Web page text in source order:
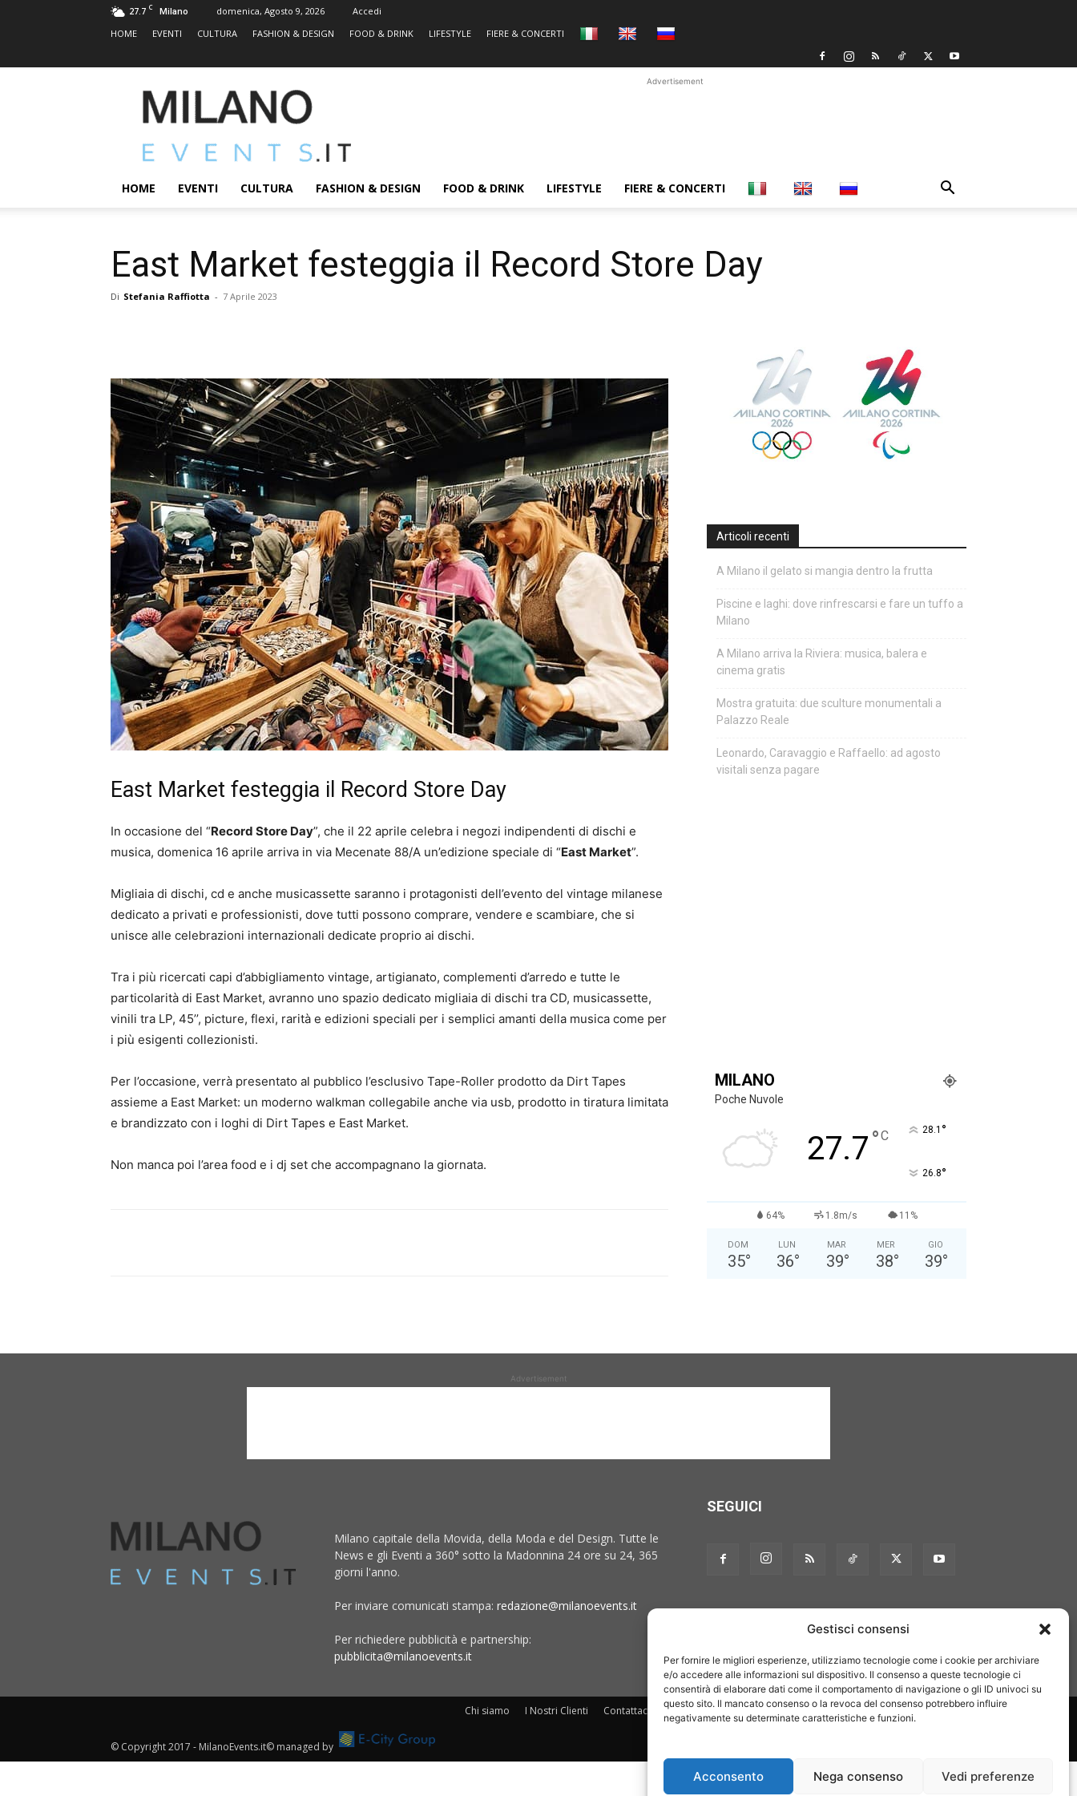
Gestisci consensi
Per fornire le migliori esperienze, utilizziamo tecnologie come i cookie per archiviare
e/o accedere alle informazioni sul dispositivo. Il consenso a queste tecnologie ci
consentirà di elaborare dati come il comportamento di navigazione o gli ID univoci su
questo sito. Il mancato consenso o la revoca del consenso potrebbero influire
negativamente su determinate caratteristiche e funzioni.
Acconsento Nega consenso Vedi preferenze
27.7 C Milano domenica, Agosto 9, 2026
Accedi
HOME
EVENTI CULTURA FASHION & DESIGN FOOD & DRINK LIFESTYLE FIERE & CONCERTI
MILANOEVENTS.IT
|
2.0
ed
Eventi
Advertisement
HOME EVENTI CULTURA FASHION & DESIGN FOOD & DRINK LIFESTYLE FIERE & CONCERTI
East Market festeggia il Record Store Day
Di Stefania Raffiotta - 7 Aprile 2023
East Market festeggia il Record Store Day
In occasione del “Record Store Day”, che il 22 aprile celebra i negozi indipendenti di dischi e
musica, domenica 16 aprile arriva in via Mecenate 88/A un’edizione speciale di “East Market”.
Migliaia di dischi, cd e anche musicassette saranno i protagonisti dell’evento del vintage milanese
dedicato a privati e professionisti, dove tutti possono comprare, vendere e scambiare, che si
unisce alle celebrazioni internazionali dedicate proprio ai dischi.
Tra i più ricercati capi d’abbigliamento vintage, artigianato, complementi d’arredo e tutte le
particolarità di East Market, avranno uno spazio dedicato migliaia di dischi tra CD, musicassette,
vinili tra LP, 45’’, picture, flexi, rarità e edizioni speciali per i semplici amanti della musica come per
i più esigenti collezionisti.
Per l’occasione, verrà presentato al pubblico l’esclusivo Tape-Roller prodotto da Dirt Tapes
assieme a East Market: un moderno walkman collegabile anche via usb, prodotto in tiratura limitata
e brandizzato con i loghi di Dirt Tapes e East Market.
Non manca poi l’area food e i dj set che accompagnano la giornata.
Articoli recenti
A Milano il gelato si mangia dentro la frutta
Piscine e laghi: dove rinfrescarsi e fare un tuffo a
Milano
A Milano arriva la Riviera: musica, balera e
cinema gratis
Mostra gratuita: due sculture monumentali a
Palazzo Reale
Leonardo, Caravaggio e Raffaello: ad agosto
visitali senza pagare
MILANO
Poche Nuvole
27.7°C 28.1 °
26.8°
64% 1.8m/s 11%
DOM
35°
LUN
36°
MAR
39°
MER
38°
GIO
39°
Advertisement
Milano capitale della Movida, della Moda e del Design. Tutte le
News e gli Eventi a 360° sotto la Madonnina 24 ore su 24, 365
giorni l'anno.
Per inviare comunicati stampa: redazione@milanoevents.it
Per richiedere pubblicità e partnership:
pubblicita@milanoevents.it
SEGUICI
Chi siamo I Nostri Clienti Contattaci Collabora con noi Pubblicità Privacy policy Linee editoriali
© Copyright 2017 - MilanoEvents.it© managed by